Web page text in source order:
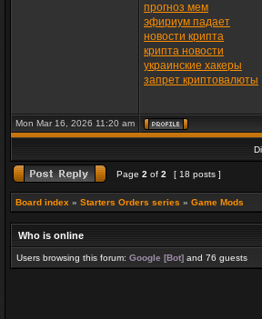
прогноз мем
эфириум падает
новости крипта
крипта новости
украинские хакеры
запрет криптовалюты
Mon Mar 16, 2026 11:20 am
Page 2 of 2 [ 18 posts ]
Board index » Starters Orders series » Game Mods
Who is online
Users browsing this forum: Google [Bot] and 76 guests